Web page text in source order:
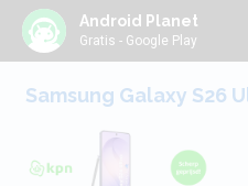
Android Planet
Gratis - Google Play
Samsung Galaxy S26